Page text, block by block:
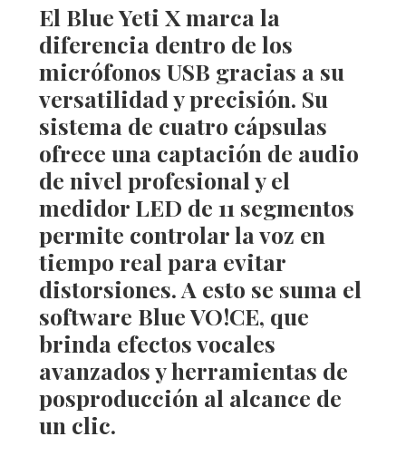
El Blue Yeti Xmarca la
diferencia dentro de los
micrófonos USB gracias a su
versatilidad y precisión. Su
sistema de cuatro cápsulas
ofrece una captación de audio
de nivel profesional y el
medidor LED de 11 segmentos
permite controlar la voz en
tiempo real para evitar
distorsiones. A esto se suma el
software Blue VO!CE, que
brinda efectos vocales
avanzados y herramientas de
posproducción al alcance de
un clic.